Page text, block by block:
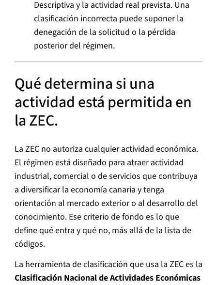
Descriptiva y la actividad real prevista. Una
clasificación incorrecta puede suponer la
denegación de la solicitud o la pérdida
posterior del régimen.
Qué determina si una
actividad está permitida en
la ZEC.
La ZEC no autoriza cualquier actividad económica.
El régimen está diseñado para atraer actividad
industrial, comercial o de servicios que contribuya
a diversificar la economía canaria y tenga
orientación al mercado exterior o al desarrollo del
conocimiento. Ese criterio de fondo es lo que
define qué entra y qué no, más allá de la lista de
códigos.
La herramienta de clasificación que usa la ZEC es la
Clasificación Nacional de Actividades Económicas